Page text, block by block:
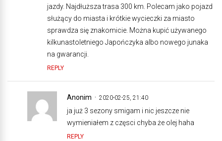
jazdy. Najdłuższa trasa 300 km. Polecam jako pojazd
służący do miasta i krótkie wycieczki za miasto
sprawdza się znakomicie. Można kupić używanego
kilkunastoletniego Japończyka albo nowego junaka
na gwarancji.
REPLY
Anonim 2020-02-25, 21:40
ja już 3 sezony smigam i nic jeszcze nie
wymieniałem z częsci chyba że olej haha
REPLY